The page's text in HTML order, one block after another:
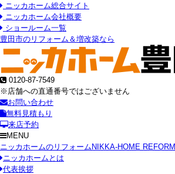
ニッカホーム総合サイト
ニッカホーム会社概要
ショールーム一覧
豊田市のリフォーム＆増改築なら
0120-87-7549
※店舗への直通番号ではございません
お問い合わせ
無料見積もり
来店予約
MENU
ニッカホームのリフォーム NIKKA-HOME REFORM
ニッカホームとは
代表挨拶